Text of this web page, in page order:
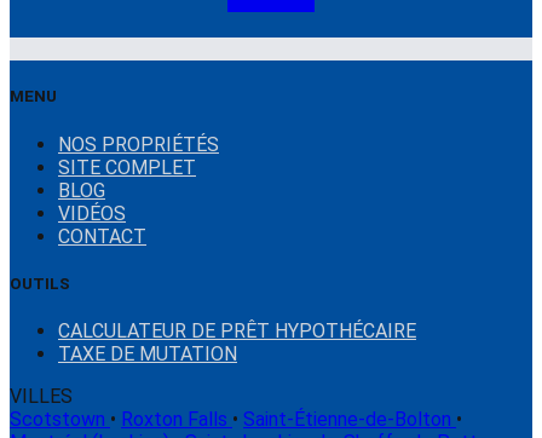
MENU
NOS PROPRIÉTÉS
SITE COMPLET
BLOG
VIDÉOS
CONTACT
OUTILS
CALCULATEUR DE PRÊT HYPOTHÉCAIRE
TAXE DE MUTATION
VILLES
Scotstown • Roxton Falls • Saint-Étienne-de-Bolton •